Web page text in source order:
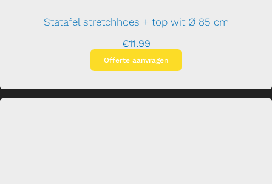
Statafel stretchhoes + top wit Ø 85 cm
€11.99
Offerte aanvragen